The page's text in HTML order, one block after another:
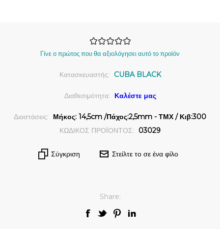
Γίνε ο πρώτος που θα αξιολόγησει αυτό το προϊόν
Κατασκευαστής: CUBA BLACK
Διαθεσιμότητα: Καλέστε μας
Διαστάσεις:
Μήκος: 14,5cm /Πάχος:2,5mm - ΤΜΧ / Κιβ:300
ΚΩΔΙΚΟΣ ΠΡΟΪΟΝΤΟΣ:
03029
Σύγκριση Στείλτε το σε ένα φίλο
Share: